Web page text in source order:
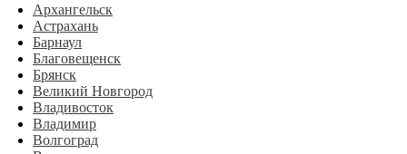
Архангельск
Астрахань
Барнаул
Благовещенск
Брянск
Великий Новгород
Владивосток
Владимир
Волгоград